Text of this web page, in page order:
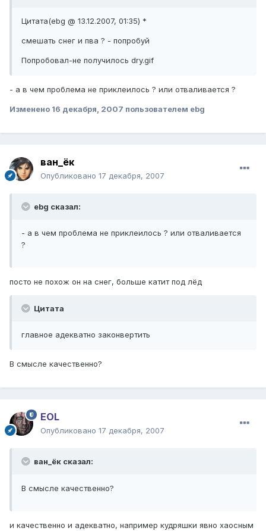
Цитата(ebg @ 13.12.2007, 01:35) *
смешать снег и пва ? - попробуй
Попробовал-не получилось dry.gif
- а в чем проблема не приклеилось ? или отваливается ?
Изменено 16 декабря, 2007 пользователем ebg
ван_ёк
Опубликовано 17 декабря, 2007
ebg сказал:
- а в чем проблема не приклеилось ? или отваливается
?
посто не похож он на снег, больше катит под лёд
Цитата
главное адекватно законвертить
В смысле качественно?
EOL
Опубликовано 17 декабря, 2007
ван_ёк сказал:
В смысле качественно?
и качественно и адекватно, например кудряшки явно хаосным